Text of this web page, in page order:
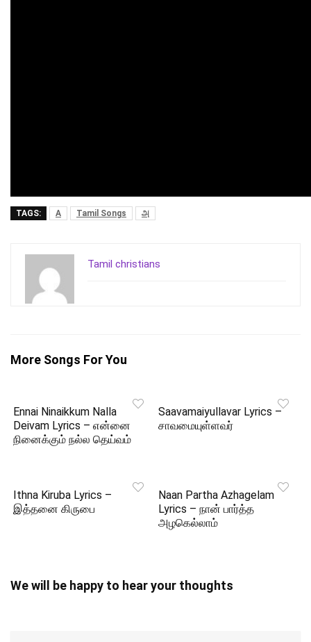
TAGS: A Tamil Songs அ
Tamil christians
More Songs For You
Ennai Ninaikkum Nalla
Deivam Lyrics – என்னை
நினைக்கும் நல்ல தெய்வம்
Saavamaiyullavar Lyrics –
சாவமையுள்ளவர்
Ithna Kiruba Lyrics –
இத்தனை கிருபை
Naan Partha Azhagelam
Lyrics – நான் பார்த்த
அழகெல்லாம்
We will be happy to hear your thoughts